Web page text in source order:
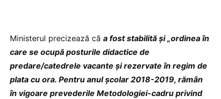
Ministerul precizează că a fost stabilită și „ordinea în
care se ocupă posturile didactice de
predare/catedrele vacante şi rezervate în regim de
plata cu ora. Pentru anul școlar 2018-2019, rămân
în vigoare prevederile Metodologiei-cadru privind